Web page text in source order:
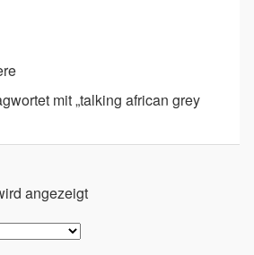
mit „talking african grey
angezeigt